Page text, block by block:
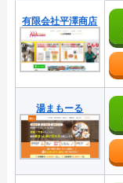
有限会社平澤商店
湯まもーる